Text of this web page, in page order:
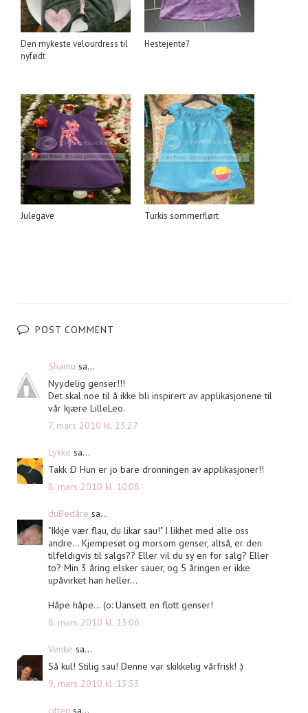
Den mykeste velourdress til
nyfødt
Hestejente?
Julegave Turkis sommerflørt
POST COMMENT
Shamu sa...
Nyydelig genser!!!
Det skal noe til å ikke bli inspirert av applikasjonene til
vår kjære LilleLeo.
7. mars 2010 kl. 23:27
Lykke sa...
Takk :D Hun er jo bare dronningen av applikasjoner!!
8. mars 2010 kl. 10:08
duBedåre sa...
"Ikkje vær flau, du likar sau!" I likhet med alle oss
andre... Kjempesøt og morsom genser, altså, er den
tilfeldigvis til salgs?? Eller vil du sy en for salg? Eller
to? Min 3 åring elsker sauer, og 5 åringen er ikke
upåvirket han heller...
Håpe håpe... (o: Uansett en flott genser!
8. mars 2010 kl. 13:06
Venke sa...
Så kul! Stilig sau! Denne var skikkelig vårfrisk! :)
9. mars 2010 kl. 13:53
citten sa...